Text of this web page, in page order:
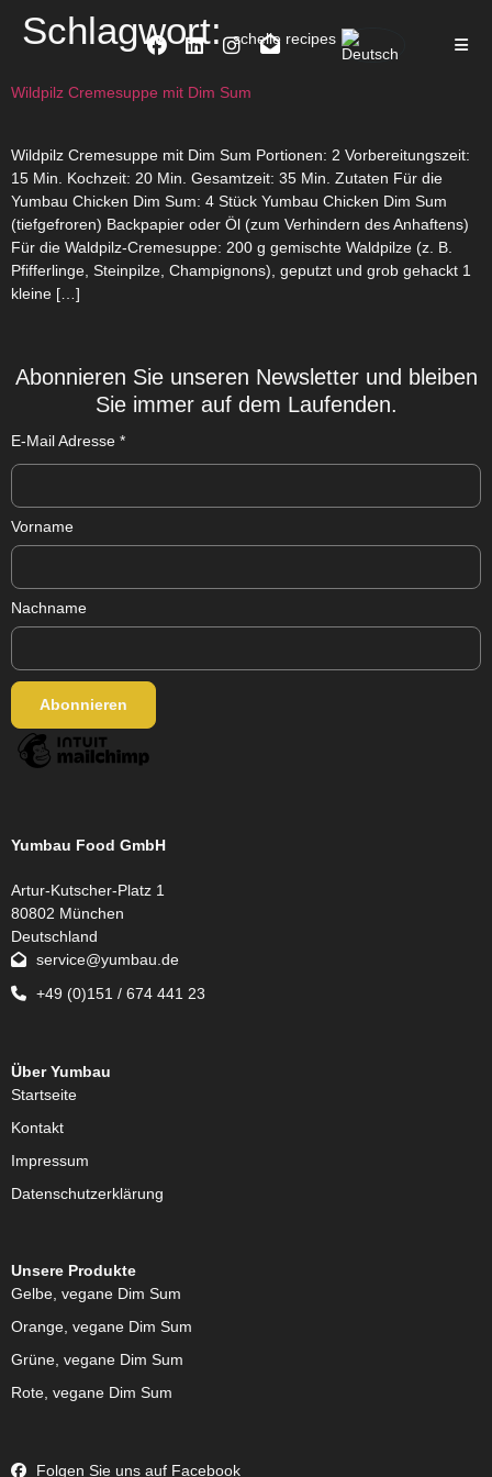
Schlagwort:schelle recipes
Wildpilz Cremesuppe mit Dim Sum
Wildpilz Cremesuppe mit Dim Sum Portionen: 2 Vorbereitungszeit:
15 Min. Kochzeit: 20 Min. Gesamtzeit: 35 Min. Zutaten Für die
Yumbau Chicken Dim Sum: 4 Stück Yumbau Chicken Dim Sum
(tiefgefroren) Backpapier oder Öl (zum Verhindern des Anhaftens)
Für die Waldpilz-Cremesuppe: 200 g gemischte Waldpilze (z. B.
Pfifferlinge, Steinpilze, Champignons), geputzt und grob gehackt 1
kleine […]
Abonnieren Sie unseren Newsletter und bleiben
Sie immer auf dem Laufenden.
E-Mail Adresse *
Vorname
Nachname
Yumbau Food GmbH
Artur-Kutscher-Platz 1
80802 München
Deutschland
service@yumbau.de
+49 (0)151 / 674 441 23
Über Yumbau
Startseite
Kontakt
Impressum
Datenschutzerklärung
Unsere Produkte
Gelbe, vegane Dim Sum
Orange, vegane Dim Sum
Grüne, vegane Dim Sum
Rote, vegane Dim Sum
Folgen Sie uns auf Facebook